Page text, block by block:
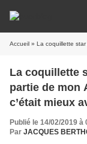
Accueil » La coquillette star des mouflettes&mouflons
La coquillette
partie de mon
c’était mieux
étonner vos
chef !
Publié le 14/02/2019 à
Par JACQUES